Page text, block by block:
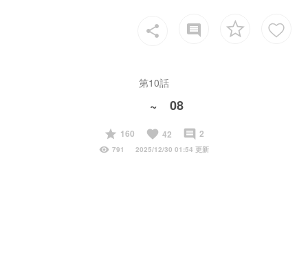
share insert_comment
第10話
~ 08
start
160 favorite 42 insert_comment 2
visibility 791 2025/12/30 01:54 更新